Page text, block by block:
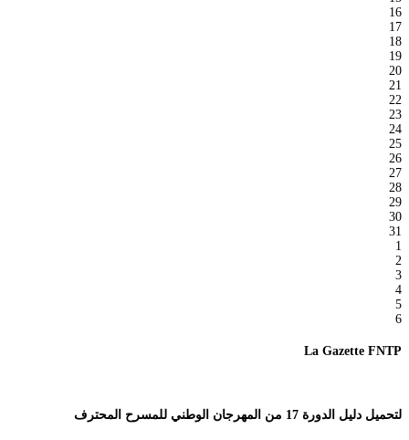
16
17
18
19
20
21
22
23
24
25
26
27
28
29
30
31
1
2
3
4
5
6
La Gazette FNTP
لتحميل دليل الدورة 17 من المهرجان الوطني للمسرح المحترف